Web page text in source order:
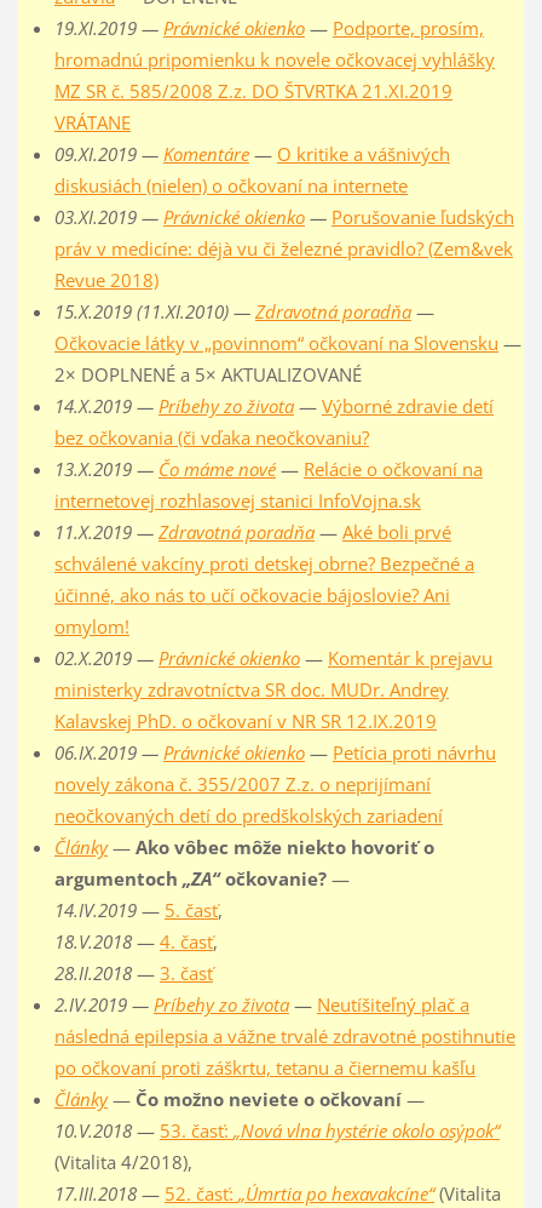
19.XI.2019 — Právnické okienko— Podporte, prosím,
hromadnú pripomienku k novele očkovacej vyhlášky
MZ SR č. 585/2008 Z.z. DO ŠTVRTKA 21.XI.2019
VRÁTANE
09.XI.2019 — Komentáre— O kritike a vášnivých
diskusiách (nielen) o očkovaní na internete
03.XI.2019 — Právnické okienko— Porušovanie ľudských
práv v medicíne: déjà vu či železné pravidlo? (Zem&vek
Revue 2018)
15.X.2019 (11.XI.2010) — Zdravotná poradňa—
Očkovacie látky v „povinnom“ očkovaní na Slovensku —
2× DOPLNENÉ a 5× AKTUALIZOVANÉ
14.X.2019 — Príbehy zo života— Výborné zdravie detí
bez očkovania (či vďaka neočkovaniu?
13.X.2019 — Čo máme nové— Relácie o očkovaní na
internetovej rozhlasovej stanici InfoVojna.sk
11.X.2019 — Zdravotná poradňa— Aké boli prvé
schválené vakcíny proti detskej obrne? Bezpečné a
účinné, ako nás to učí očkovacie bájoslovie? Ani
omylom!
02.X.2019 — Právnické okienko— Komentár k prejavu
ministerky zdravotníctva SR doc. MUDr. Andrey
Kalavskej PhD. o očkovaní v NR SR 12.IX.2019
06.IX.2019 — Právnické okienko— Petícia proti návrhu
novely zákona č. 355/2007 Z.z. o neprijímaní
neočkovaných detí do predškolských zariadení
Články— Ako vôbec môže niekto hovoriť o
argumentoch „ZA“očkovanie?—
14.IV.2019— 5. časť,
18.V.2018— 4. časť,
28.II.2018— 3. časť
2.IV.2019 — Príbehy zo života— Neutíšiteľný plač a
následná epilepsia a vážne trvalé zdravotné postihnutie
po očkovaní proti záškrtu, tetanu a čiernemu kašľu
Články— Čo možno neviete o očkovaní—
10.V.2018— 53. časť: „Nová vlna hystérie okolo osýpok“
(Vitalita 4/2018),
17.III.2018— 52. časť: „Úmrtia po hexavakcíne“(Vitalita